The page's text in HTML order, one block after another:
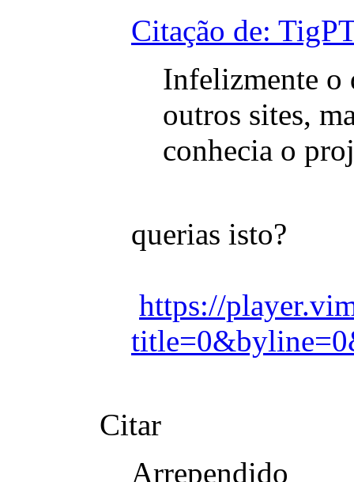
Citação de:
Infelizmente o
outros sites,
conhecia o
querias isto?
https://
Citar
Arrependido